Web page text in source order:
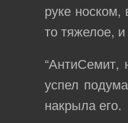
руке носком,
то тяжелое,
“АнтиСемит,
успел
накрыла его.